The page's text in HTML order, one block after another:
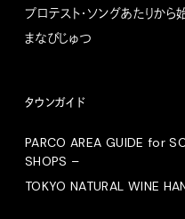
プロテスト・ソングあたりか
まなびじゅつ
タウンガイド
PARCO AREA GUIDE for
SHOPS –
TOKYO NATURAL WINE